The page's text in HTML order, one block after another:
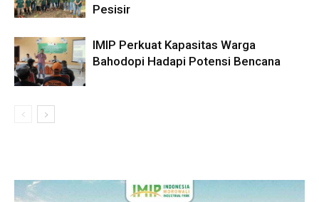
Pesisir
IMIP Perkuat Kapasitas Warga
Bahodopi Hadapi Potensi Bencana